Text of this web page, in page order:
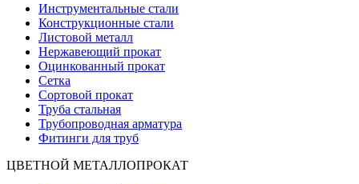
Инструментальные стали
Конструкционные стали
Листовой металл
Нержавеющий прокат
Оцинкованный прокат
Сетка
Сортовой прокат
Труба стальная
Трубопроводная арматура
Фитинги для труб
ЦВЕТНОЙ МЕТАЛЛОПРОКАТ